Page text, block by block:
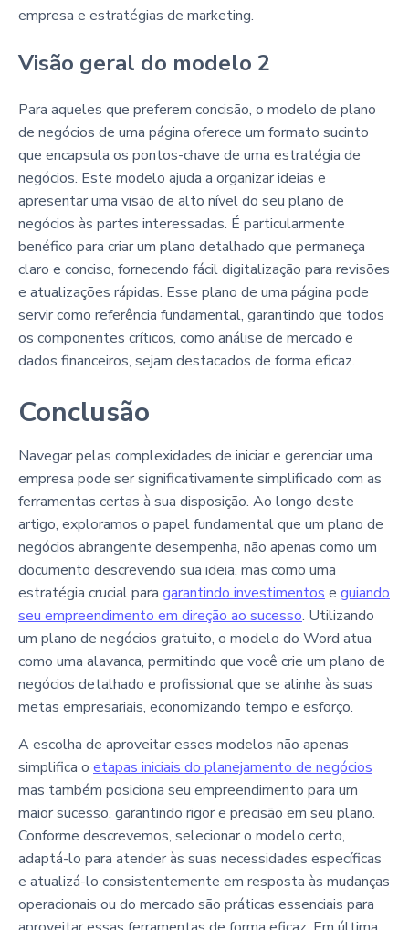
empresa e estratégias de marketing.
Visão geral do modelo 2
Para aqueles que preferem concisão, o modelo de plano
de negócios de uma página oferece um formato sucinto
que encapsula os pontos-chave de uma estratégia de
negócios. Este modelo ajuda a organizar ideias e
apresentar uma visão de alto nível do seu plano de
negócios às partes interessadas. É particularmente
benéfico para criar um plano detalhado que permaneça
claro e conciso, fornecendo fácil digitalização para revisões
e atualizações rápidas. Esse plano de uma página pode
servir como referência fundamental, garantindo que todos
os componentes críticos, como análise de mercado e
dados financeiros, sejam destacados de forma eficaz.
Conclusão
Navegar pelas complexidades de iniciar e gerenciar uma
empresa pode ser significativamente simplificado com as
ferramentas certas à sua disposição. Ao longo deste
artigo, exploramos o papel fundamental que um plano de
negócios abrangente desempenha, não apenas como um
documento descrevendo sua ideia, mas como uma
estratégia crucial para garantindo investimentos e guiando
seu empreendimento em direção ao sucesso. Utilizando
um plano de negócios gratuito, o modelo do Word atua
como uma alavanca, permitindo que você crie um plano de
negócios detalhado e profissional que se alinhe às suas
metas empresariais, economizando tempo e esforço.
A escolha de aproveitar esses modelos não apenas
simplifica o etapas iniciais do planejamento de negócios
mas também posiciona seu empreendimento para um
maior sucesso, garantindo rigor e precisão em seu plano.
Conforme descrevemos, selecionar o modelo certo,
adaptá-lo para atender às suas necessidades específicas
e atualizá-lo consistentemente em resposta às mudanças
operacionais ou do mercado são práticas essenciais para